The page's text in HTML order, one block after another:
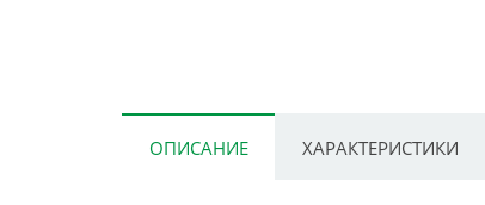
ОПИСАНИЕ ХАРАКТЕРИСТИКИ